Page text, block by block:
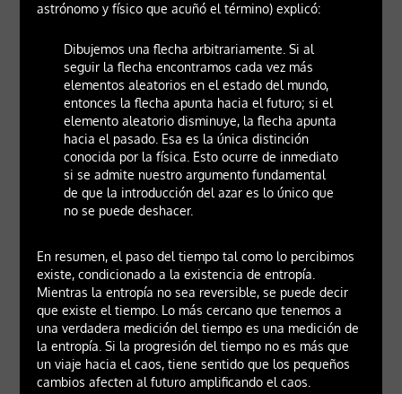
astrónomo y físico que acuñó el término) explicó:
Dibujemos una flecha arbitrariamente. Si al
seguir la flecha encontramos cada vez más
elementos aleatorios en el estado del mundo,
entonces la flecha apunta hacia el futuro; si el
elemento aleatorio disminuye, la flecha apunta
hacia el pasado. Esa es la única distinción
conocida por la física. Esto ocurre de inmediato
si se admite nuestro argumento fundamental
de que la introducción del azar es lo único que
no se puede deshacer.
En resumen, el paso del tiempo tal como lo percibimos
existe, condicionado a la existencia de entropía.
Mientras la entropía no sea reversible, se puede decir
que existe el tiempo. Lo más cercano que tenemos a
una verdadera medición del tiempo es una medición de
la entropía. Si la progresión del tiempo no es más que
un viaje hacia el caos, tiene sentido que los pequeños
cambios afecten al futuro amplificando el caos.